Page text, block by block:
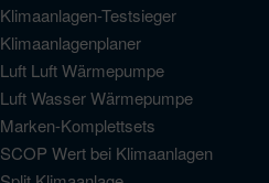
Klimaanlagen-Testsieger
Klimaanlagenplaner
Luft Luft Wärmepumpe
Luft Wasser Wärmepumpe
Marken-Komplettsets
SCOP Wert bei Klimaanlagen